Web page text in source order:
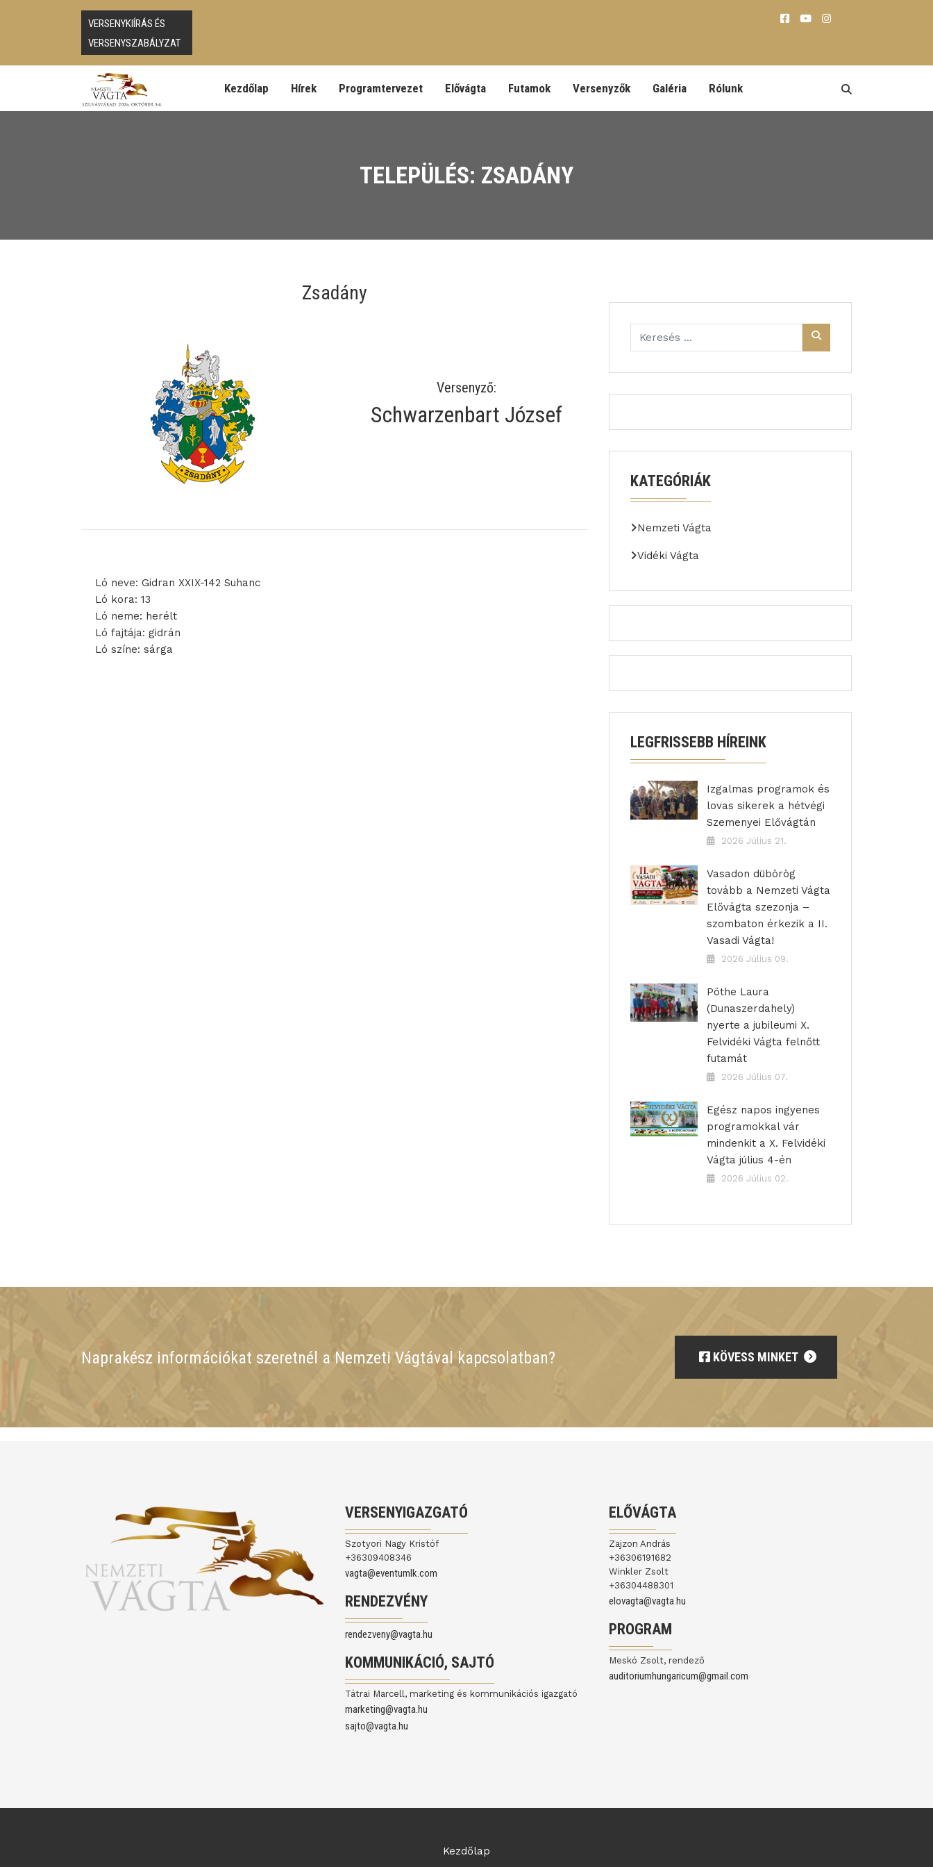
VERSENYKIÍRÁS ÉS
VERSENYSZABÁLYZAT
Kezdőlap Hírek Programtervezet Elővágta Futamok Versenyzők Galéria Rólunk
TELEPÜLÉS: ZSADÁNY
Zsadány
Versenyző:
Schwarzenbart József
Ló neve: Gidran XXIX-142 Suhanc
Ló kora: 13
Ló neme: herélt
Ló fajtája: gidrán
Ló színe: sárga
KATEGÓRIÁK
Nemzeti Vágta
Vidéki Vágta
LEGFRISSEBB HÍREINK
Izgalmas programok és
lovas sikerek a hétvégi
Szemenyei Elővágtán
2026 Július 21.
Vasadon dübörög
tovább a Nemzeti Vágta
Elővágta szezonja –
szombaton érkezik a II.
Vasadi Vágta!
2026 Július 09.
Pöthe Laura
(Dunaszerdahely)
nyerte a jubileumi X.
Felvidéki Vágta felnőtt
futamát
2026 Július 07.
Egész napos ingyenes
programokkal vár
mindenkit a X. Felvidéki
Vágta július 4-én
2026 Július 02.
Naprakész információkat szeretnél a Nemzeti Vágtával kapcsolatban? KÖVESS MINKET
VERSENYIGAZGATÓ
Szotyori Nagy Kristóf
+36309408346
vagta@eventumlk.com
RENDEZVÉNY
rendezveny@vagta.hu
KOMMUNIKÁCIÓ, SAJTÓ
Tátrai Marcell, marketing és kommunikációs igazgató
marketing@vagta.hu
sajto@vagta.hu
ELŐVÁGTA
Zajzon András
+36306191682
Winkler Zsolt
+36304488301
elovagta@vagta.hu
PROGRAM
Meskó Zsolt, rendező
auditoriumhungaricum@gmail.com
Kezdőlap